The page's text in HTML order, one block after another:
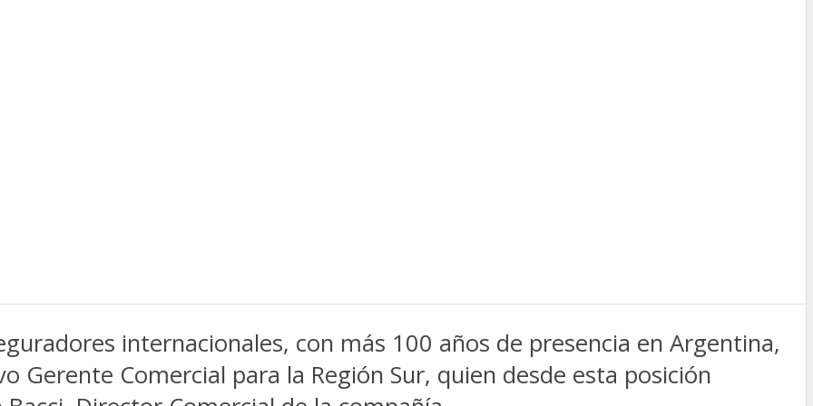
internacionales, con más 100 años de presencia en Argentina,
Gerente Comercial para la Región Sur, quien desde esta posición